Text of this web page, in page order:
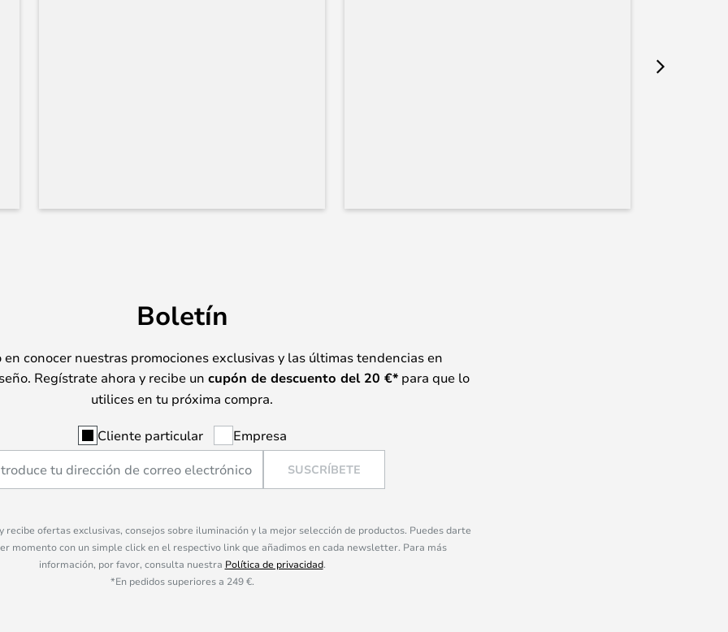
Boletín
en conocer nuestras promociones exclusivas y las últimas tendencias en
Regístrate ahora y recibe un cupón de descuento del 20 €*para que lo
utilices en tu próxima compra.
Cliente particular Empresa
SUSCRÍBETE
recibe ofertas exclusivas, consejos sobre iluminación y la mejor selección de productos. Puedes darte
momento con un simple click en el respectivo link que añadimos en cada newsletter. Para más
información, por favor, consulta nuestra Política de privacidad.
*En pedidos superiores a 249 €.